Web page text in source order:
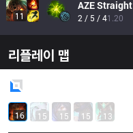
11
AZEStraight
2 / 5 / 41.20
리플레이 맵
16 15 15 15 13